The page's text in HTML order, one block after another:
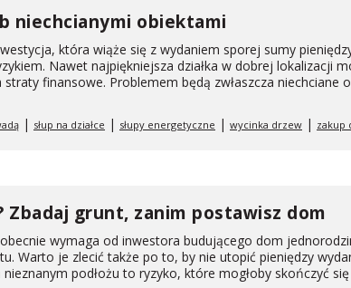
niechcianymi obiektami
która wiąże się z wydaniem sporej sumy
Nawet najpiękniejsza działka w dobrej lokalizacji
finansowe. Problemem będą zwłaszcza niechciane
| słup na działce | słupy energetyczne | wycinka drzew | zakup
Zbadaj grunt, zanim postawisz dom
wymaga od inwestora budującego dom
Warto je zlecić także po to, by nie utopić pieniędzy
nieznanym podłożu to ryzyko, które mogłoby skończyć